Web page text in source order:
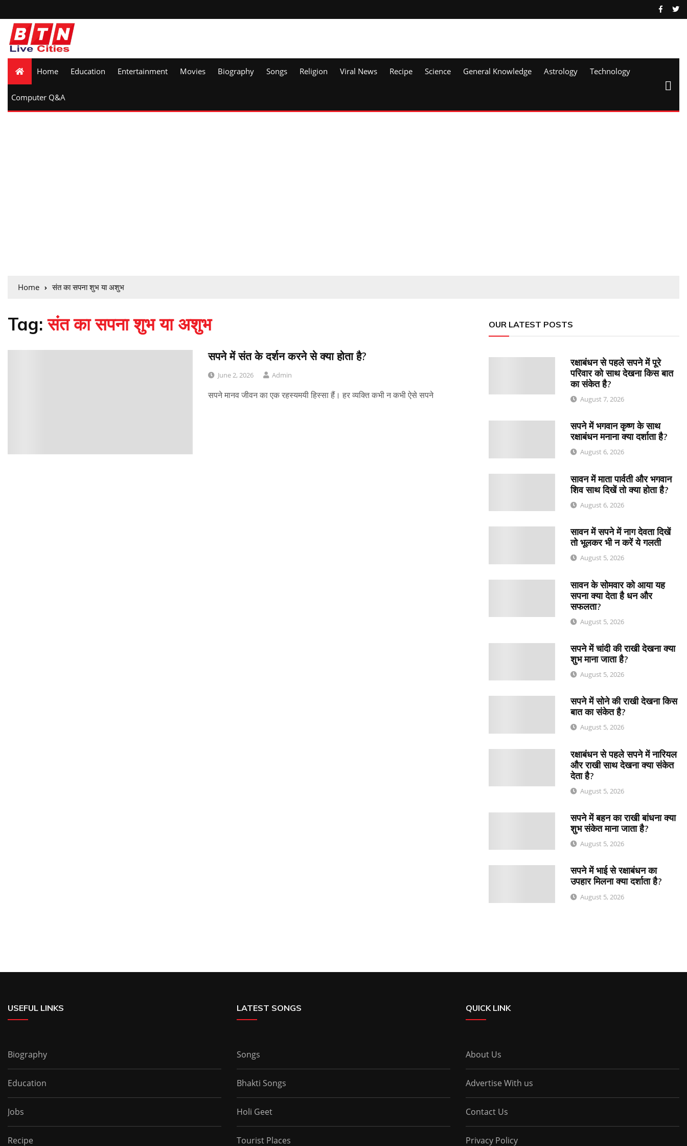
Home Education Entertainment Movies Biography Songs Religion Viral News Recipe Science General Knowledge Astrology Technology
Computer Q&A
Home संत का सपना शुभ या अशुभ
Tag:संत का सपना शुभ या अशुभ
सपने में संत के दर्शन करने से क्या होता है?
June 2, 2026 Admin
सपने मानव जीवन का एक रहस्यमयी हिस्सा हैं। हर व्यक्ति कभी न कभी ऐसे सपने
OUR LATEST POSTS
रक्षाबंधन से पहले सपने में पूरे
परिवार को साथ देखना किस बात
का संकेत है?
August 7, 2026
सपने में भगवान कृष्ण के साथ
रक्षाबंधन मनाना क्या दर्शाता है?
August 6, 2026
सावन में माता पार्वती और भगवान
शिव साथ दिखें तो क्या होता है?
August 6, 2026
सावन में सपने में नाग देवता दिखें
तो भूलकर भी न करें ये गलती
August 5, 2026
सावन के सोमवार को आया यह
सपना क्या देता है धन और
सफलता?
August 5, 2026
सपने में चांदी की राखी देखना क्या
शुभ माना जाता है?
August 5, 2026
सपने में सोने की राखी देखना किस
बात का संकेत है?
August 5, 2026
रक्षाबंधन से पहले सपने में नारियल
और राखी साथ देखना क्या संकेत
देता है?
August 5, 2026
सपने में बहन का राखी बांधना क्या
शुभ संकेत माना जाता है?
August 5, 2026
सपने में भाई से रक्षाबंधन का
उपहार मिलना क्या दर्शाता है?
August 5, 2026
USEFUL LINKS
Biography
Education
Jobs
Recipe
LATEST SONGS
Songs
Bhakti Songs
Holi Geet
Tourist Places
QUICK LINK
About Us
Advertise With us
Contact Us
Privacy Policy